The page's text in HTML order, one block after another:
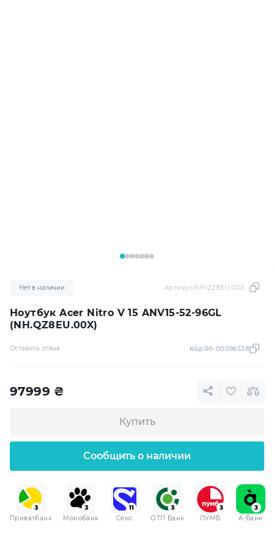
Ноутбук Acer Nitro V 15 ANV15-52-96GL
(NH.QZ8EU.00X)
Нет в наличии Артикул:NH.QZ8EU.00X
Оставить отзыв Код:00-00096538
97999 ₴
Купить
Сообщить о наличии
Приватбанк Монобанк Сенс ОТП Банк ПУМБ A-Банк